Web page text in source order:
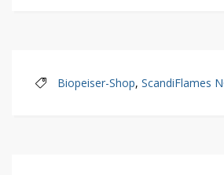
Biopeiser-Shop, ScandiFlames